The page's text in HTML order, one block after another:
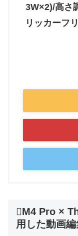
3W×2)/高さ
リッカーフ
M4 Pro ×
用した動画